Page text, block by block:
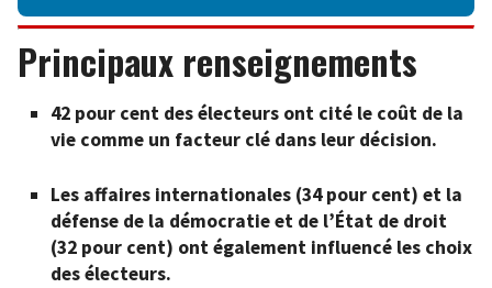
Principaux renseignements
42 pour cent des électeurs ont cité le coût de la
vie comme un facteur clé dans leur décision.
Les affaires internationales (34 pour cent) et la
défense de la démocratie et de l’État de droit
(32 pour cent) ont également influencé les choix
des électeurs.